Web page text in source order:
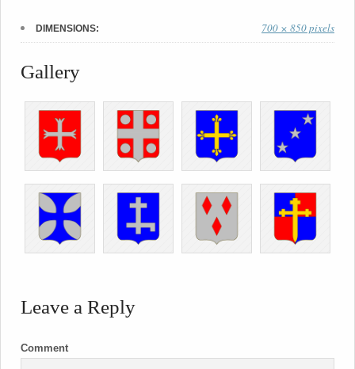
DIMENSIONS: 700 × 850 pixels
Gallery
Leave a Reply
Comment